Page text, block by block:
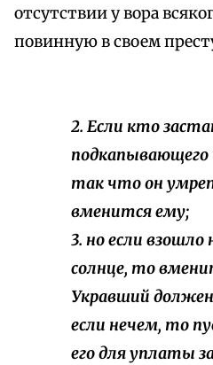
отсутствии у вора
повинную в своем
2. Если кто
подкапывающего
так что он
вменитсяему;
3. но если взошло
солнце, то
Укравший
если нечем, то
егодля уплаты